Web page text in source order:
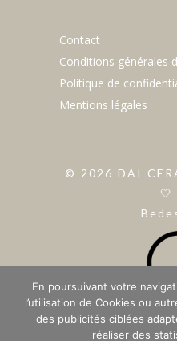
Contact
Conditions générales
Politique de
Mentions légales
© 2026 DAI
🤍
En poursuivant votre
l’utilisation de Cookies ou
des publicités ciblées
réaliser des